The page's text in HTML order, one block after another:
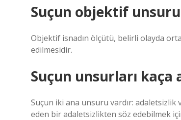
Suçun objektif
Objektif isnadın ölçütü, belirli olayda
edilmesidir.
Suçun unsurları kaça
Suçun iki ana unsuru vardır: adaletsizlik
eden bir adaletsizlikten söz edebilmek